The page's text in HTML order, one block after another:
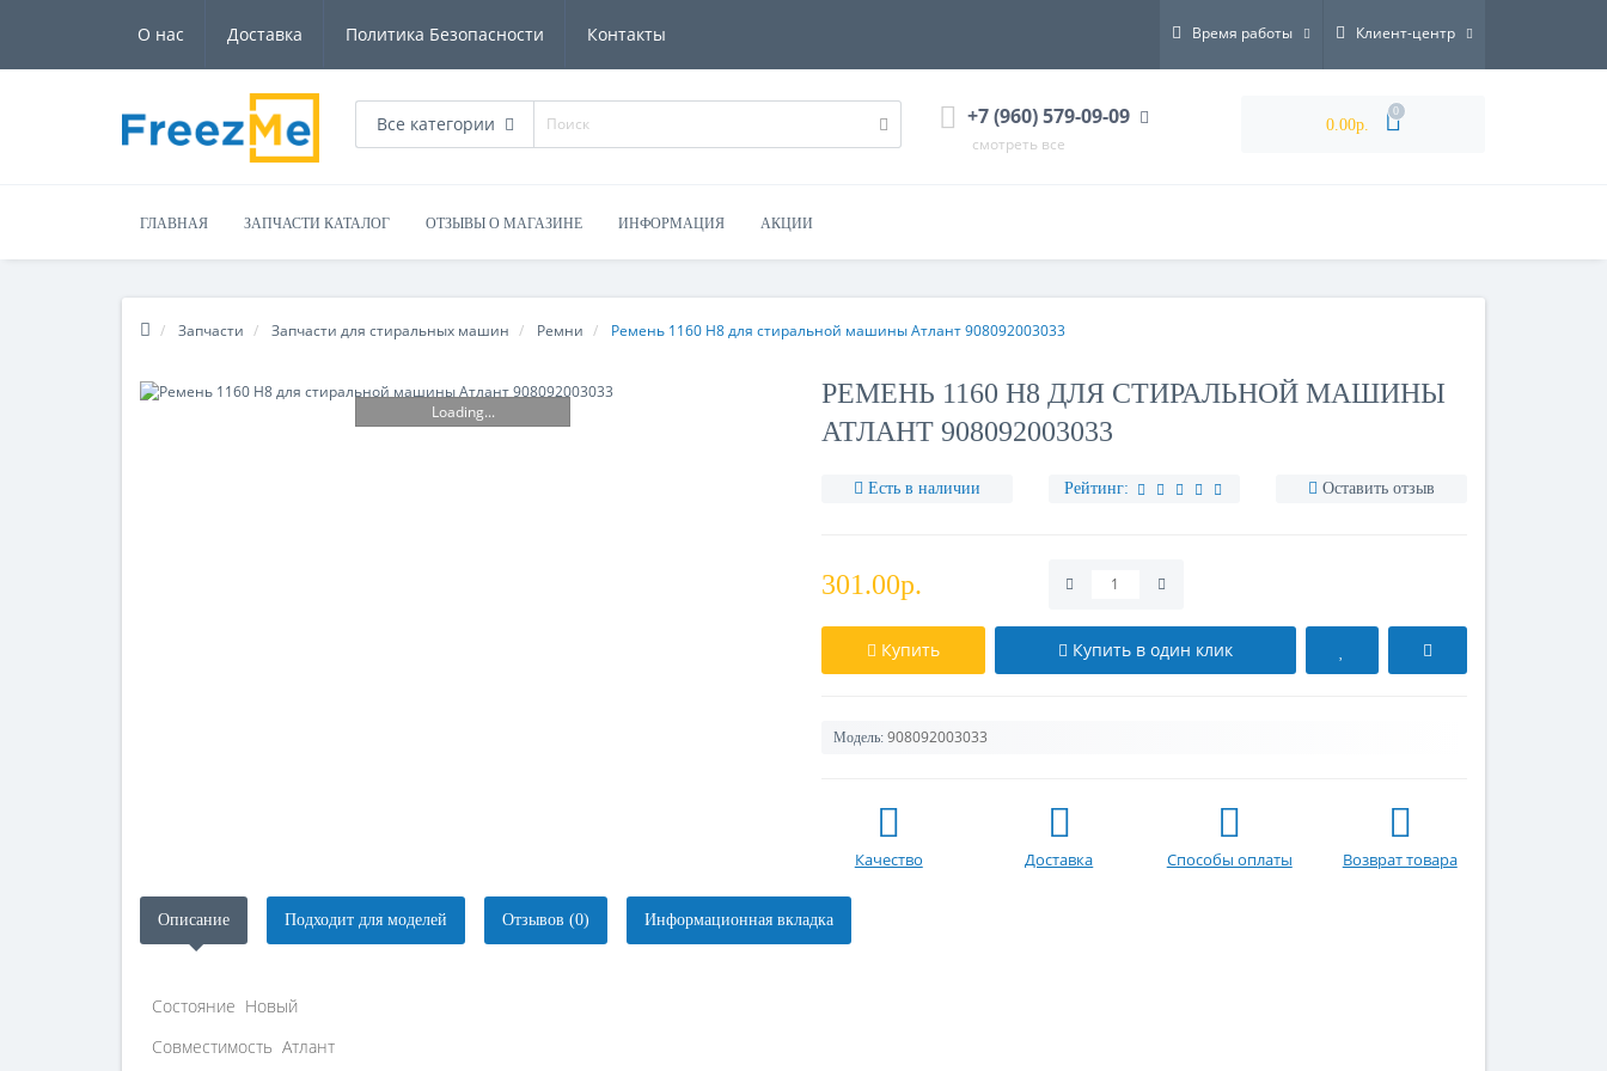
О нас Доставка Политика Безопасности Контакты Время работы Клиент-центр
Все категории +7 (960) 579-09-09
смотреть все
0.00р.
0
ГЛАВНАЯ ЗАПЧАСТИ КАТАЛОГ ОТЗЫВЫ О МАГАЗИНЕ ИНФОРМАЦИЯ АКЦИИ
Запчасти Запчасти для стиральных машин Ремни Ремень 1160 H8 для стиральной машины Атлант 908092003033
Loading...
РЕМЕНЬ 1160 H8 ДЛЯ СТИРАЛЬНОЙ МАШИНЫ
АТЛАНТ 908092003033
Есть в наличии Рейтинг: Оставить отзыв
301.00р.
Купить Купить в один клик
Модель: 908092003033
Качество Доставка Способы оплаты Возврат товара
Описание Подходит для моделей Отзывов (0) Информационная вкладка
Состояние Новый
Совместимость Атлант